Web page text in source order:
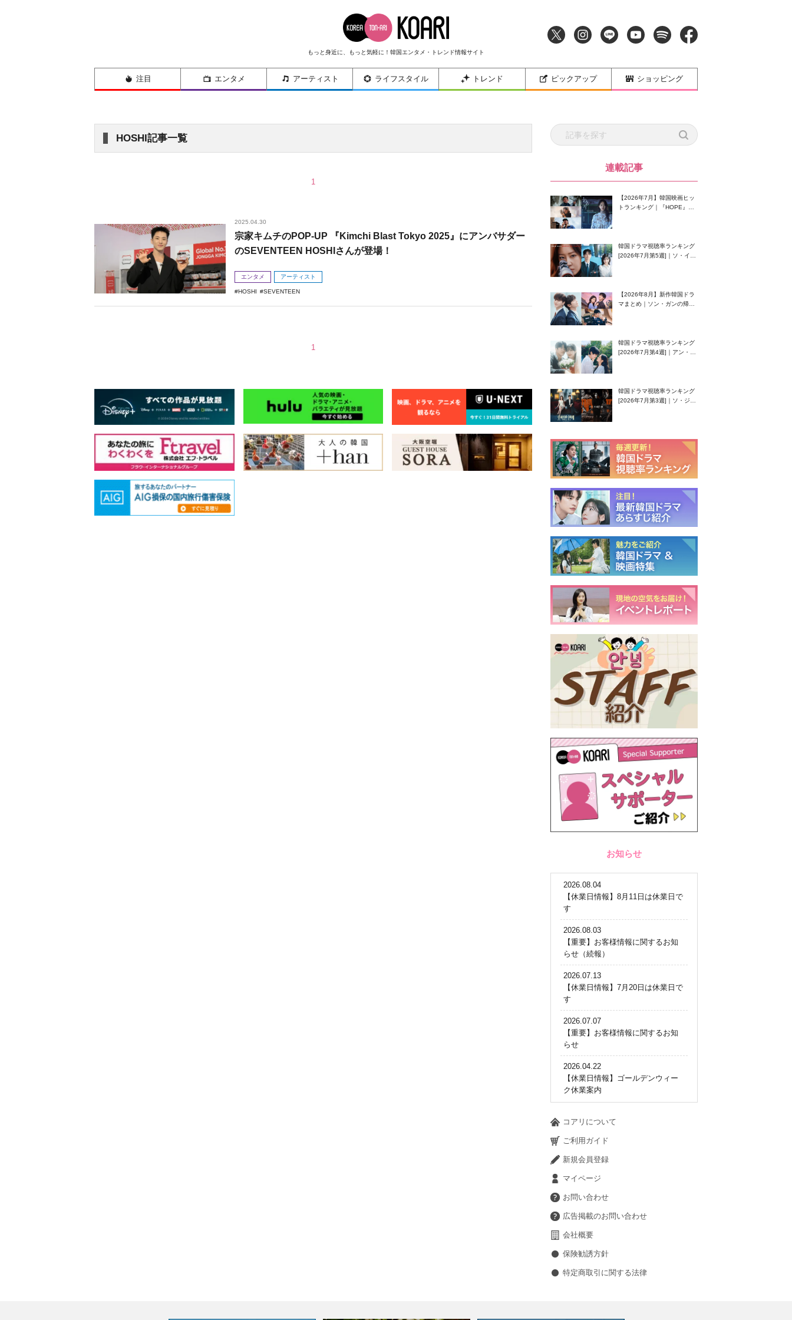
もっと身近に、もっと気軽に！韓国エンタメ・トレンド情報サイト
注目 エンタメ アーティスト ライフスタイル トレンド ピックアップ ショッピング
HOSHI記事一覧
1
2025.04.30
宗家キムチのPOP-UP 『Kimchi Blast Tokyo 2025』にアンバサダー
のSEVENTEEN HOSHIさんが登場！
エンタメ アーティスト
HOSHI SEVENTEEN
1
連載記事
【2026年7月】韓国映画ヒッ
トランキング｜『HOPE』が
韓国ドラマ視聴率ランキング
[2026年7月第5週]｜ソ・イン
【2026年8月】新作韓国ドラ
マまとめ｜ソン・ガンの帰
韓国ドラマ視聴率ランキング
[2026年7月第4週]｜アン・ヒ
韓国ドラマ視聴率ランキング
[2026年7月第3週]｜ソ・ジソ
お知らせ
2026.08.04
【休業日情報】8月11日は休業日で
す
2026.08.03
【重要】お客様情報に関するお知
らせ（続報）
2026.07.13
【休業日情報】7月20日は休業日で
す
2026.07.07
【重要】お客様情報に関するお知
らせ
2026.04.22
【休業日情報】ゴールデンウィー
ク休業案内
コアリについて
ご利用ガイド
新規会員登録
マイページ
お問い合わせ
広告掲載のお問い合わせ
会社概要
保険勧誘方針
特定商取引に関する法律